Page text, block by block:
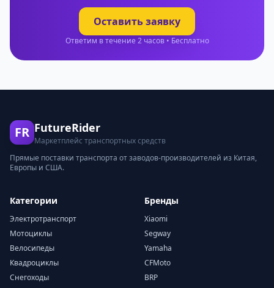
Оставить заявку
Ответим в течение 2 часов • Бесплатно
FR FutureRider
Маркетплейс транспортных средств
Прямые поставки транспорта от заводов-производителей из Китая,
Европы и США.
Категории
Электротранспорт
Мотоциклы
Велосипеды
Квадроциклы
Снегоходы
Бренды
Xiaomi
Segway
Yamaha
CFMoto
BRP